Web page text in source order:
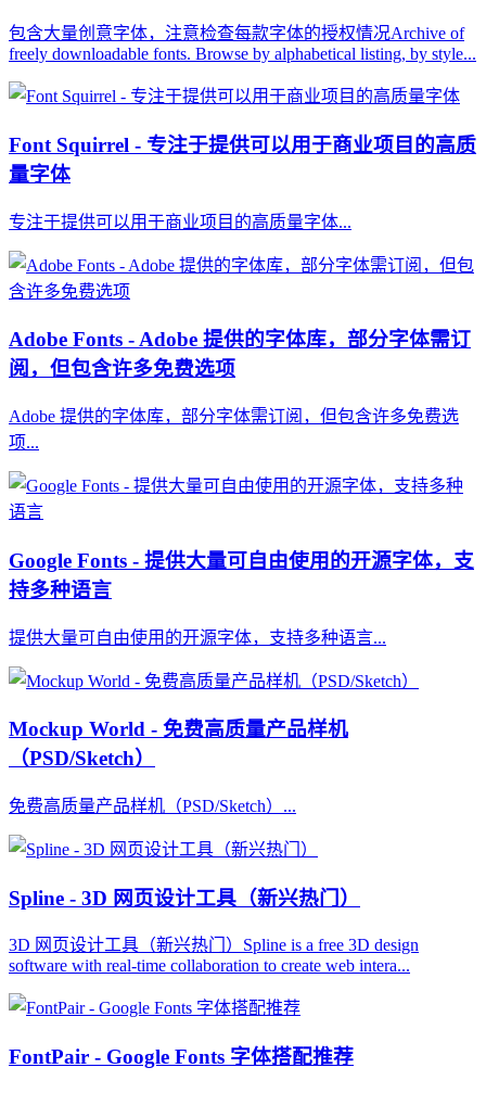
包含大量创意字体，注意检查每款字体的授权情况Archive of
freely downloadable fonts. Browse by alphabetical listing, by style...
Font Squirrel - 专注于提供可以用于商业项目的高质
量字体
专注于提供可以用于商业项目的高质量字体...
Adobe Fonts - Adobe 提供的字体库，部分字体需订
阅，但包含许多免费选项
Adobe 提供的字体库，部分字体需订阅，但包含许多免费选
项...
Google Fonts - 提供大量可自由使用的开源字体，支
持多种语言
提供大量可自由使用的开源字体，支持多种语言...
Mockup World - 免费高质量产品样机
（PSD/Sketch）
免费高质量产品样机（PSD/Sketch）...
Spline - 3D 网页设计工具（新兴热门）
3D 网页设计工具（新兴热门）Spline is a free 3D design
software with real-time collaboration to create web intera...
FontPair - Google Fonts 字体搭配推荐